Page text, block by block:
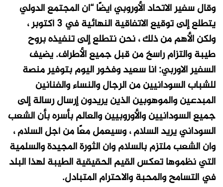
وقال سفير الاتحاد الأوروبي أيضًا “ان المجتمع الدولي
يتطلع إلى توقيع الاتفاقية النهائية في 3 أكتوبر ،
ولكن الأهم من ذلك ، نحن نتطلع إلى تنفيذه بروح
طيبة والتزام راسخ من قبل جميع الأطراف. يضيف
السفير الاوربي: أنا سعيد وفخور اليوم بتوفير منصة
للشباب السودانيين من الرجال والنساء والفنانين
المبدعين والموهوبين الذين يريدون إرسال رسالة إلى
جميع السودانيين والأوروبيين والعالم بأسره بأن الشعب
السوداني يريد السلام ، وسيعمل معًا من أجل السلام ،
وان الشعب ملتزم بالسلام وأن الثورة المجيدة والسلمية
التي نظموها تعكس القيم الحقيقية الطيبة لهذا البلد
في التسامح والمحبة والاحترام المتبادل.